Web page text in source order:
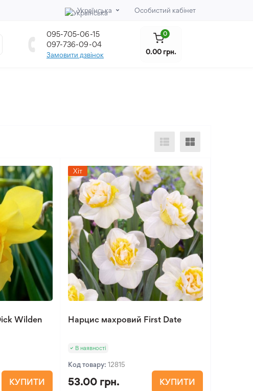
Українська Особистий кабінет
095-705-06-15
097-736-09-04
Замовити дзвінок
0
0.00 грн.
Wilden
КУПИТИ
Хіт
Нарцис махровий First Date
В наявності
Код товару: 12815
53.00 грн. КУПИТИ